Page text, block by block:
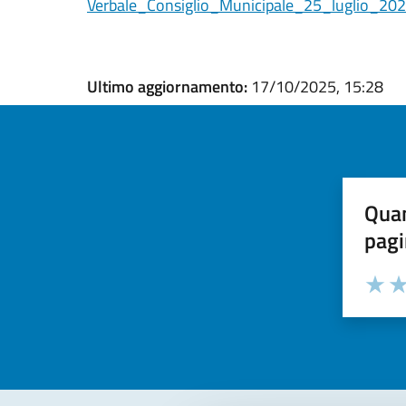
Ultimo aggiornamento: 17/10/2025, 15:28
Valuta